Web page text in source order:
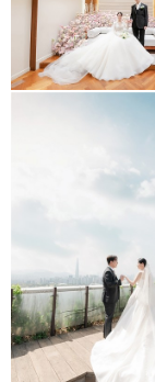
Aventium(아벤
LUVEL